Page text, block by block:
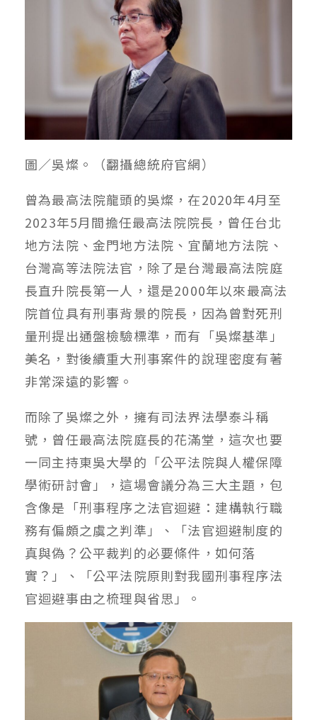
圖／吳燦。（翻攝總統府官網）
曾為最高法院龍頭的吳燦，在2020年4月至
2023年5月間擔任最高法院院長，曾任台北
地方法院、金門地方法院、宜蘭地方法院、
台灣高等法院法官，除了是台灣最高法院庭
長直升院長第一人，還是2000年以來最高法
院首位具有刑事背景的院長，因為曾對死刑
量刑提出通盤檢驗標準，而有「吳燦基準」
美名，對後續重大刑事案件的說理密度有著
非常深遠的影響。
而除了吳燦之外，擁有司法界法學泰斗稱
號，曾任最高法院庭長的花滿堂，這次也要
一同主持東吳大學的「公平法院與人權保障
學術研討會」，這場會議分為三大主題，包
含像是「刑事程序之法官迴避：建構執行職
務有偏頗之虞之判準」、「法官迴避制度的
真與偽？公平裁判的必要條件，如何落
實？」、「公平法院原則對我國刑事程序法
官迴避事由之梳理與省思」。